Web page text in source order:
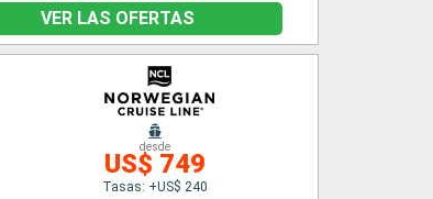
VER LAS OFERTAS
desde
US$ 749
Tasas: +US$ 240